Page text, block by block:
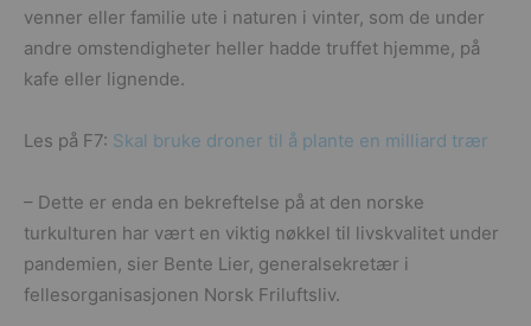
venner eller familie ute i naturen i vinter, som de under
andre omstendigheter heller hadde truffet hjemme, på
kafe eller lignende.
Les på F7: Skal bruke droner til å plante en milliard trær
– Dette er enda en bekreftelse på at den norske
turkulturen har vært en viktig nøkkel til livskvalitet under
pandemien, sier Bente Lier, generalsekretær i
fellesorganisasjonen Norsk Friluftsliv.